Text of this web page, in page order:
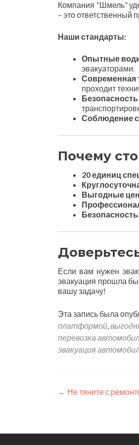
Компания “Шмель”
– это ответственный
Наши стандарты:
Опытные
эвакуаторами.
Современная
проходит
Безопасность
Соблюдение
Почему
20 единиц
Выгодные
Если вам нужен
эвакуация прошла
вашу задачу!
Эта запись была
платформой,
перевозка
эвакуация
Навигация
← Не тяните с